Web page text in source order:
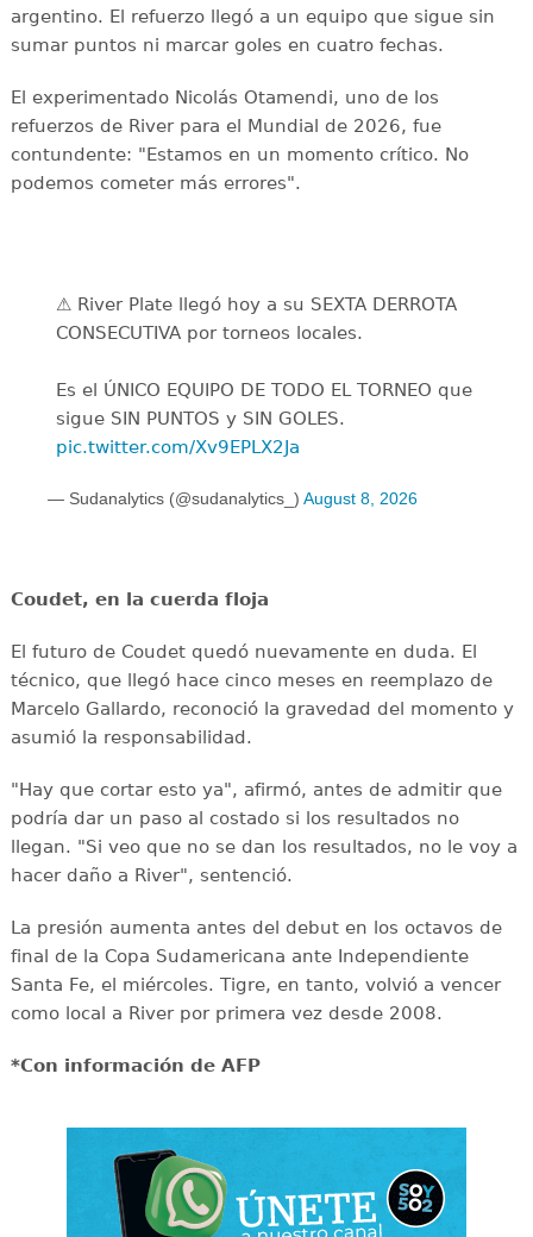
argentino. El refuerzo llegó a un equipo que sigue sin
sumar puntos ni marcar goles en cuatro fechas.
El experimentado Nicolás Otamendi, uno de los
refuerzos de River para el Mundial de 2026, fue
contundente: "Estamos en un momento crítico. No
podemos cometer más errores".
⚠️ River Plate llegó hoy a su SEXTA DERROTA
CONSECUTIVA por torneos locales.
Es el ÚNICO EQUIPO DE TODO EL TORNEO que
sigue SIN PUNTOS y SIN GOLES.
pic.twitter.com/Xv9EPLX2Ja
— Sudanalytics (@sudanalytics_) August 8, 2026
Coudet, en la cuerda floja
El futuro de Coudet quedó nuevamente en duda. El
técnico, que llegó hace cinco meses en reemplazo de
Marcelo Gallardo, reconoció la gravedad del momento y
asumió la responsabilidad.
"Hay que cortar esto ya", afirmó, antes de admitir que
podría dar un paso al costado si los resultados no
llegan. "Si veo que no se dan los resultados, no le voy a
hacer daño a River", sentenció.
La presión aumenta antes del debut en los octavos de
final de la Copa Sudamericana ante Independiente
Santa Fe, el miércoles. Tigre, en tanto, volvió a vencer
como local a River por primera vez desde 2008.
*Con información de AFP